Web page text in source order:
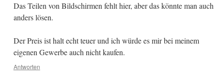
Das Teilen von Bildschirmen fehlt hier, aber das könnte man auch
anders lösen.
Der Preis ist halt echt teuer und ich würde es mir bei meinem
eigenen Gewerbe auch nicht kaufen.
Antworten